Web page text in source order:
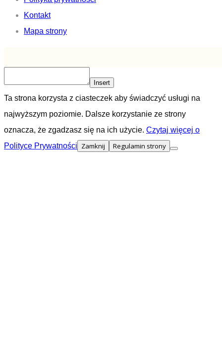
Kontakt
Mapa strony
Insert
Ta strona korzysta z ciasteczek aby świadczyć usługi na
najwyższym poziomie. Dalsze korzystanie ze strony
oznacza, że zgadzasz się na ich użycie. Czytaj więcej o
Polityce Prywatności Zamknij Regulamin strony